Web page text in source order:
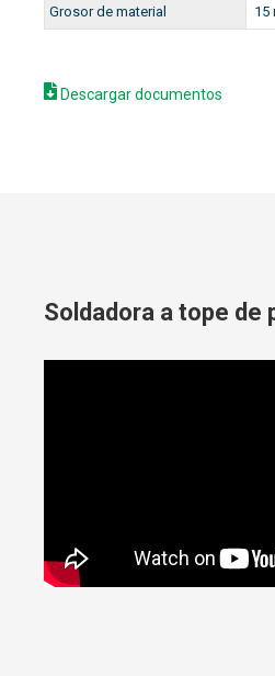
Grosor de material 15
Descargar documentos
Soldadora a tope de